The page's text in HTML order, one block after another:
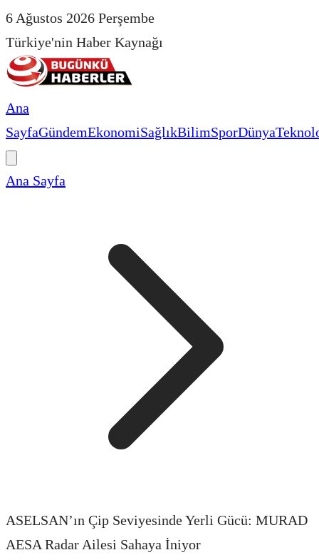
6 Ağustos 2026 Perşembe
Türkiye'nin Haber Kaynağı
Ana
SayfaGündemEkonomiSağlıkBilimSporDünya
Ana Sayfa
ASELSAN’ın Çip Seviyesinde Yerli Gücü: MURAD
AESA Radar Ailesi Sahaya İniyor